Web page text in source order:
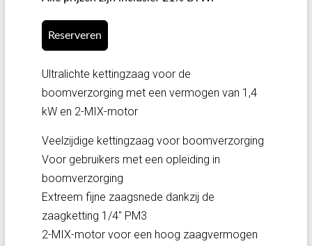
Reserveren
Ultralichte kettingzaag voor de
boomverzorging met een vermogen van 1,4
kW en 2-MIX-motor
Veelzijdige kettingzaag voor boomverzorging
Voor gebruikers met een opleiding in
boomverzorging
Extreem fijne zaagsnede dankzij de
zaagketting 1/4'' PM3
2-MIX-motor voor een hoog zaagvermogen